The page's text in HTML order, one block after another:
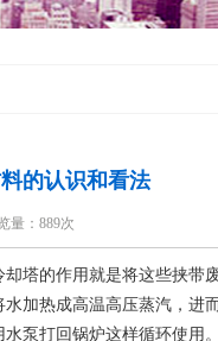
的认识和看法
量： 889次
塔的作用就是将这些挟带
加热成高温高压蒸汽，进
泵打回锅炉这样循环使用